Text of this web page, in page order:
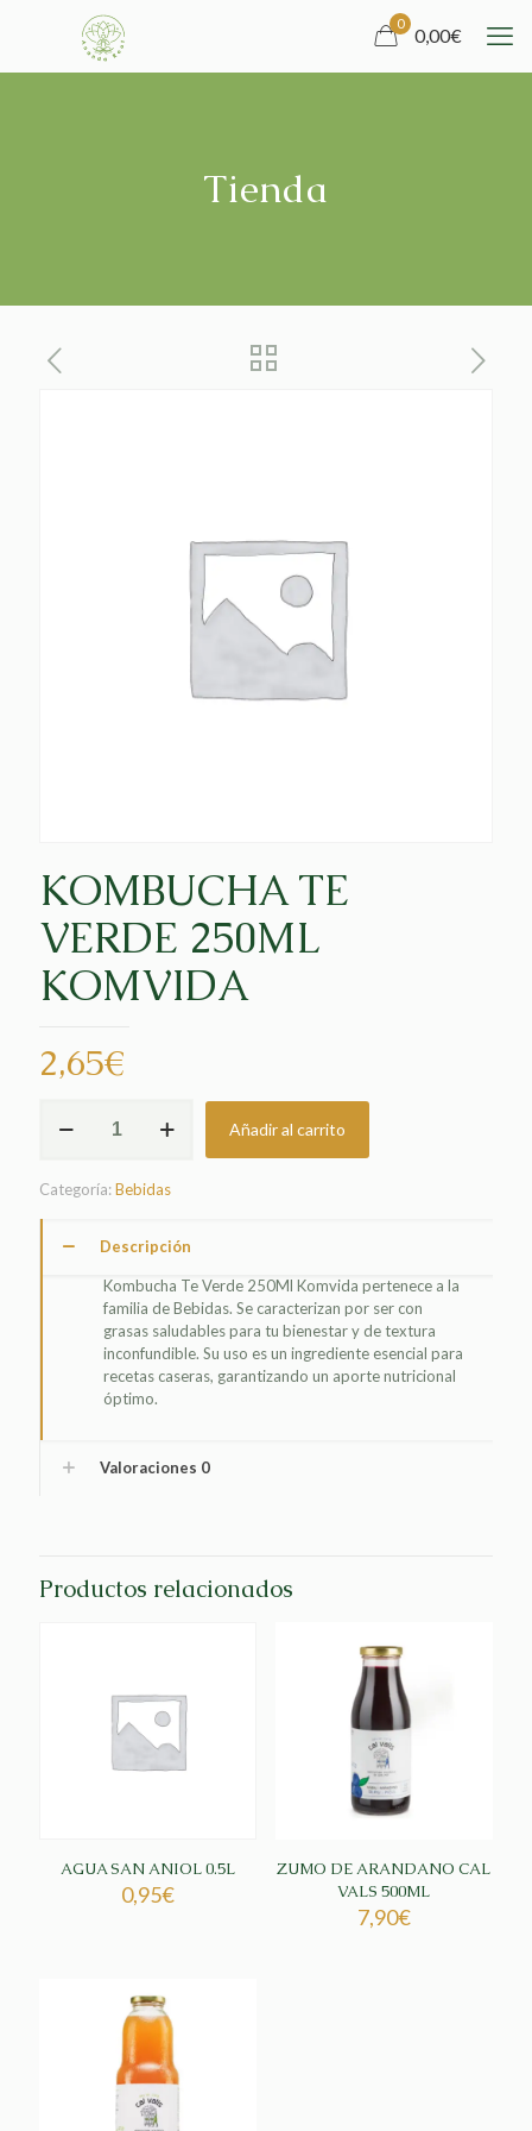
0
0,00€
Tienda
KOMBUCHA TE
VERDE 250ML
KOMVIDA
2,65€
KOMVIDA
cantidad
Añadir al carrito
Categoría:Bebidas
Descripción
Kombucha Te Verde 250Ml Komvida pertenece a la
familia de Bebidas. Se caracterizan por ser con
grasas saludables para tu bienestar y de textura
inconfundible. Su uso es un ingrediente esencial para
recetas caseras, garantizando un aporte nutricional
óptimo.
Valoraciones 0
Productos relacionados
AGUA SAN ANIOL 0.5L
0,95€
ZUMO DE ARANDANO CAL
VALS 500ML
7,90€